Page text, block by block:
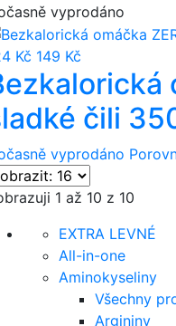
vyprodáno
Kč 149 Kč
čili
vyprodáno
1 až 10 z 10
EXTRA LEVNÉ
All-in-one
Aminokyseliny
Všechny
Argininy